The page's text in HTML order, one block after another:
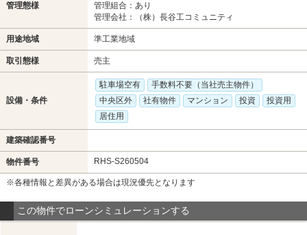
管理態様
管理組合：あり
管理会社：（株）長谷工コミュニティ
用途地域 準工業地域
取引態様 売主
設備・条件
駐車場空有
手数料不要（当社売主物件）
中央区外
社有物件 マンション 投資
投資用
居住用
建築確認番号
物件番号 RHS-S260504
※各種情報と差異がある場合は現況優先となります
この物件でローンシミュレーションする